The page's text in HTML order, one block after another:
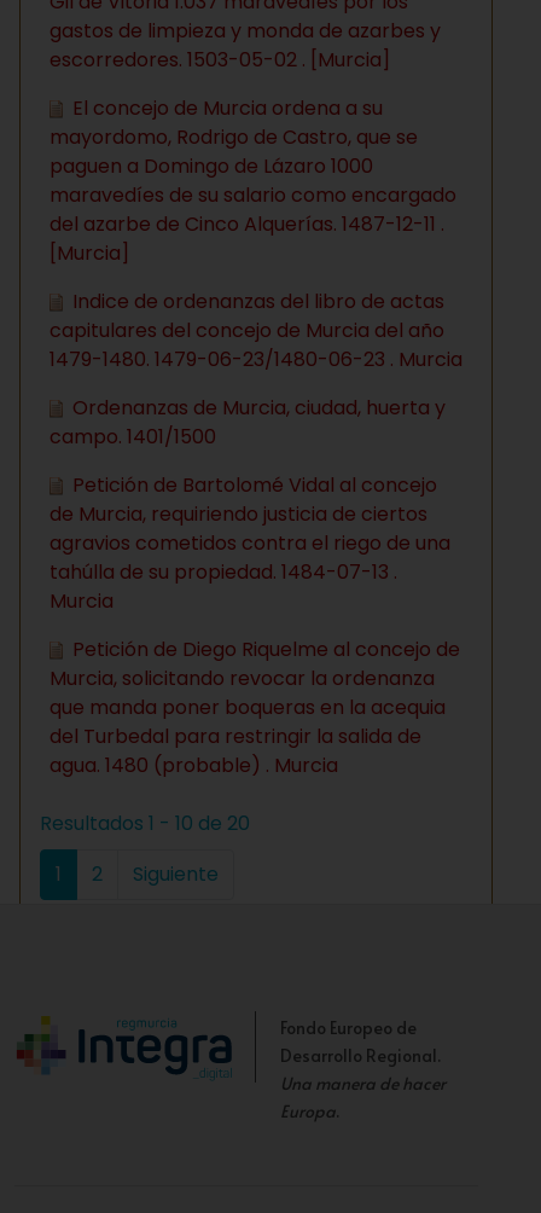
gastos de limpieza y monda de azarbes y
escorredores. 1503-05-02 . [Murcia]
El concejo de Murcia ordena a su
mayordomo, Rodrigo de Castro, que se
paguen a Domingo de Lázaro 1000
maravedíes de su salario como encargado
del azarbe de Cinco Alquerías. 1487-12-11 .
[Murcia]
Indice de ordenanzas del libro de actas
capitulares del concejo de Murcia del año
1479-1480. 1479-06-23/1480-06-23 . Murcia
Ordenanzas de Murcia, ciudad, huerta y
campo. 1401/1500
Petición de Bartolomé Vidal al concejo
de Murcia, requiriendo justicia de ciertos
agravios cometidos contra el riego de una
tahúlla de su propiedad. 1484-07-13 .
Murcia
Petición de Diego Riquelme al concejo de
Murcia, solicitando revocar la ordenanza
que manda poner boqueras en la acequia
del Turbedal para restringir la salida de
agua. 1480 (probable) . Murcia
Resultados 1 - 10 de 20
1
2 Siguiente
Fondo Europeo de
Desarrollo Regional.
Una manera de hacer
Europa.